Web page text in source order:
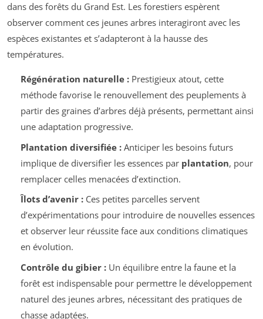
dans des forêts du Grand Est. Les forestiers espèrent
observer comment ces jeunes arbres interagiront avec les
espèces existantes et s’adapteront à la hausse des
températures.
Régénération naturelle :Prestigieux atout, cette
méthode favorise le renouvellement des peuplements à
partir des graines d’arbres déjà présents, permettant ainsi
une adaptation progressive.
Plantation diversifiée :Anticiper les besoins futurs
implique de diversifier les essences par plantation, pour
remplacer celles menacées d’extinction.
Îlots d’avenir :Ces petites parcelles servent
d’expérimentations pour introduire de nouvelles essences
et observer leur réussite face aux conditions climatiques
en évolution.
Contrôle du gibier :Un équilibre entre la faune et la
forêt est indispensable pour permettre le développement
naturel des jeunes arbres, nécessitant des pratiques de
chasse adaptées.